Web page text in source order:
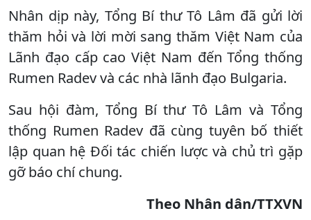
Nhân dịp này, Tổng Bí thư Tô Lâm đã gửi lời
thăm hỏi và lời mời sang thăm Việt Nam của
Lãnh đạo cấp cao Việt Nam đến Tổng thống
Rumen Radev và các nhà lãnh đạo Bulgaria.
Sau hội đàm, Tổng Bí thư Tô Lâm và Tổng
thống Rumen Radev đã cùng tuyên bố thiết
lập quan hệ Đối tác chiến lược và chủ trì gặp
gỡ báo chí chung.
Theo Nhân dân/TTXVN